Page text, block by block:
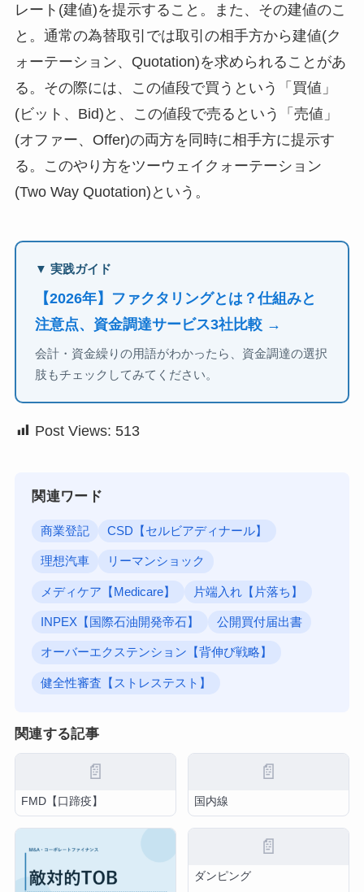
レート(建値)を提示すること。また、その建値のこ
と。通常の為替取引では取引の相手方から建値(ク
ォーテーション、Quotation)を求められることがあ
る。その際には、この値段で買うという「買値」
(ビット、Bid)と、この値段で売るという「売値」
(オファー、Offer)の両方を同時に相手方に提示す
る。このやり方をツーウェイクォーテーション
(Two Way Quotation)という。
▼ 実践ガイド
【2026年】ファクタリングとは？仕組みと
注意点、資金調達サービス3社比較 →
会計・資金繰りの用語がわかったら、資金調達の選択
肢もチェックしてみてください。
Post Views: 513
関連ワード
商業登記 CSD【セルビアディナール】
理想汽車 リーマンショック
メディケア【Medicare】 片端入れ【片落ち】
INPEX【国際石油開発帝石】 公開買付届出書
オーバーエクステンション【背伸び戦略】
健全性審査【ストレステスト】
関連する記事
📄
FMD【口蹄疫】
📄
国内線
📄
ダンピング